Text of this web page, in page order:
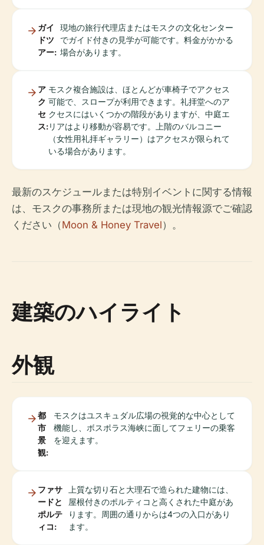
ガイ
ドツ
アー:
現地の旅行代理店またはモスクの文化センター
でガイド付きの見学が可能です。料金がかかる
場合があります。
ア
ク
セ
ス:
モスク複合施設は、ほとんどが車椅子でアクセス
可能で、スロープが利用できます。礼拝堂へのア
クセスにはいくつかの階段がありますが、中庭エ
リアはより移動が容易です。上階のバルコニー
（女性用礼拝ギャラリー）はアクセスが限られて
いる場合があります。
最新のスケジュールまたは特別イベントに関する情報
は、モスクの事務所または現地の観光情報源でご確認
ください（Moon & Honey Travel）。
建築のハイライト
外観
都
市
景
観:
モスクはユスキュダル広場の視覚的な中心として
機能し、ボスポラス海峡に面してフェリーの乗客
を迎えます。
ファサ
ードと
ポルテ
ィコ:
上質な切り石と大理石で造られた建物には、
屋根付きのポルティコと高くされた中庭があ
ります。周囲の通りからは4つの入口があり
ます。